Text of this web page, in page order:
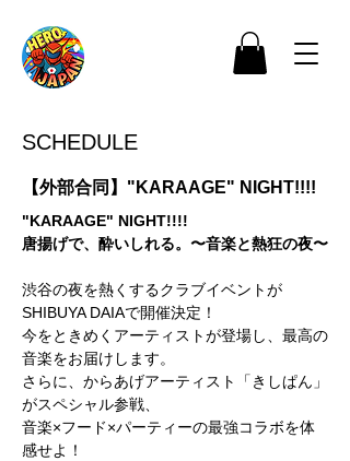
SCHEDULE
【外部合同】"KARAAGE" NIGHT!!!!
"KARAAGE" NIGHT!!!!
唐揚げで、酔いしれる。〜音楽と熱狂の夜〜
渋谷の夜を熱くするクラブイベントが
SHIBUYA DAIAで開催決定！
今をときめくアーティストが登場し、最高の
音楽をお届けします。
さらに、からあげアーティスト「きしぱん」
がスペシャル参戦、
音楽×フード×パーティーの最強コラボを体
感せよ！